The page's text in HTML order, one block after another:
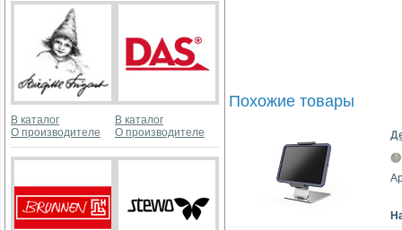
В каталог
О производителе
В каталог
О производителе
Похожие товары